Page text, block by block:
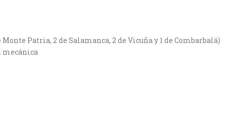
Patria, 2 de Salamanca, 2 de Vicuña y 1 de Combarbalá)
mecánica